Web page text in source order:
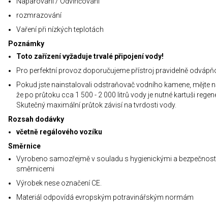
rozmrazování
Vaření při nízkých teplotách
Poznámky
Toto zařízení vyžaduje trvalé připojení vody!
Pro perfektní provoz doporučujeme přístroj pravidelně
Pokud jste nainstalovali odstraňovač vodního kamene, mějte
že po průtoku cca 1 500 - 2 000 litrů vody je nutné kartuši
Skutečný maximální průtok závisí na tvrdosti vody.
Rozsah dodávky
včetně regálového vozíku
Směrnice
Vyrobeno samozřejmě v souladu s hygienickými a
směrnicemi
Výrobek nese označení CE.
Materiál odpovídá evropským potravinářským normám